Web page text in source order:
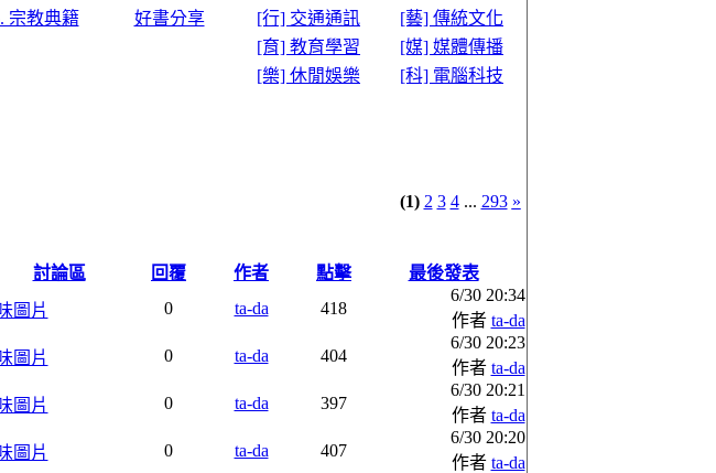
宗教典籍 好書分享 [行] 交通通訊
[藝] 傳統文化
[育] 教育學習
[媒] 媒體傳播
[樂] 休閒娛樂
[科] 電腦科技
(1) 2 3 4... 293 »
討論區 回覆 作者 點擊
最後發表
圖片 0 ta-da 418
6/30 20:34
作者 ta-da
圖片 0 ta-da 404
6/30 20:23
作者 ta-da
圖片 0 ta-da 397
6/30 20:21
作者 ta-da
圖片 0 ta-da 407
6/30 20:20
作者 ta-da